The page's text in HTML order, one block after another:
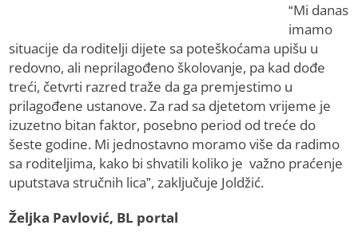
“Mi danas
imamo
situacije da roditelji dijete sa poteškoćama upišu u
redovno, ali neprilagođeno školovanje, pa kad dođe
treći, četvrti razred traže da ga premjestimo u
prilagođene ustanove. Za rad sa djetetom vrijeme je
izuzetno bitan faktor, posebno period od treće do
šeste godine. Mi jednostavno moramo više da radimo
sa roditeljima, kako bi shvatili koliko je važno praćenje
uputstava stručnih lica”, zaključuje Joldžić.
Željka Pavlović, BL portal